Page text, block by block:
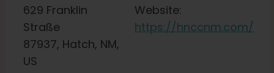
629 Franklin
Straße
87937, Hatch, NM,
US
Website:
https://hnccnm.com/